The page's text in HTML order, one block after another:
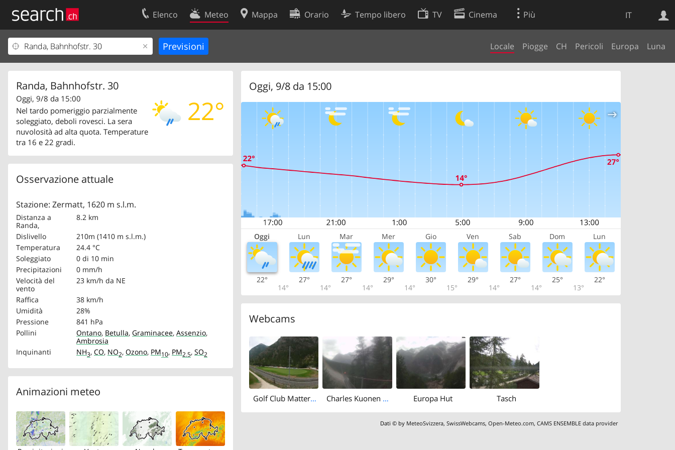
IT
Elenco Meteo Mappa Orario Tempo libero TV Cinema Più
Locale Piogge CH Pericoli Europa Luna
Randa, Bahnhofstr. 30
22°
Oggi, 9/8 da 15:00
Nel tardo pomeriggio parzialmente
soleggiato, deboli rovesci. La sera
nuvolosità ad alta quota. Temperature
tra 16 e 22 gradi.
Osservazione attuale
Stazione: Zermatt, 1620 m s.l.m.
Distanza a
Randa,
8.2 km
Dislivello
210m (1410 m s.l.m.)
Temperatura
24.4 °C
Soleggiato
0 di 10 min
Precipitazioni
0 mm/h
Velocità del
vento
23 km/h da NE
Raffica
38 km/h
Umidità
28%
Pressione
841 hPa
Pollini
Ontano, Betulla, Graminacee, Assenzio,
Ambrosia
Inquinanti
NH3, CO, NO2, Ozono, PM10, PM2.5, SO2
Animazioni meteo
Oggi, 9/8 da 15:00
Oggi Lun Mar Mer Gio Ven Sab Dom Lun
22°
14°
27°
14°
27°
14°
29°
14°
30°
15°
29°
14°
27°
14°
25°
13°
22°
Webcams
Golf Club Matterhorn Charles Kuonen Suspension Bridge Europa Hut Tasch
Dati © by MeteoSvizzera,SwissWebcams,Open-Meteo.com,CAMS ENSEMBLE data provider
Ricerca Web
Il vostro profolio
Area clienti
Informazioni Legali
Contatti
Condizioni d’uso
Preferenze cookie